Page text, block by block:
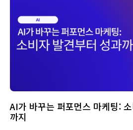
AI가 바꾸는 퍼포먼스 마케팅:
까지